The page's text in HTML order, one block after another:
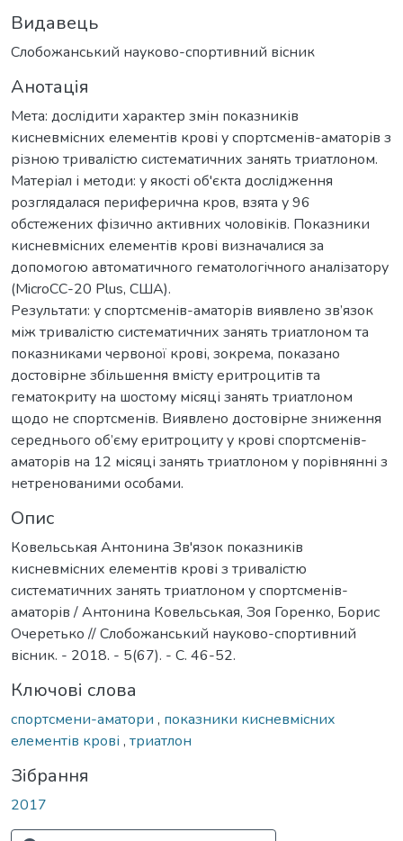
Видавець
Слобожанський науково-спортивний вісник
Анотація
Мета: дослідити характер змін показників
кисневмісних елементів крові у спортсменів-аматорів з
різною тривалістю систематичних занять триатлоном.
Матеріал і методи: у якості об'єкта дослідження
розглядалася периферична кров, взята у 96
обстежених фізично активних чоловіків. Показники
кисневмісних елементів крові визначалися за
допомогою автоматичного гематологічного аналізатору
(MicroCC-20 Plus, США).
Результати: у спортсменів-аматорів виявлено зв’язок
між тривалістю систематичних занять триатлоном та
показниками червоної крові, зокрема, показано
достовірне збільшення вмісту еритроцитів та
гематокриту на шостому місяці занять триатлоном
щодо не спортсменів. Виявлено достовірне зниження
середнього об’єму еритроциту у крові спортсменів-
аматорів на 12 місяці занять триатлоном у порівнянні з
нетренованими особами.
Опис
Ковельськая Антонина Зв'язок показників
кисневмісних елементів крові з тривалістю
систематичних занять триатлоном у спортсменів-
аматорів / Антонина Ковельськая, Зоя Горенко, Борис
Очеретько // Слобожанський науково-спортивний
вісник. - 2018. - 5(67). - С. 46-52.
Ключові слова
спортсмени-аматори , показники кисневмісних
елементів крові , триатлон
Зібрання
2017